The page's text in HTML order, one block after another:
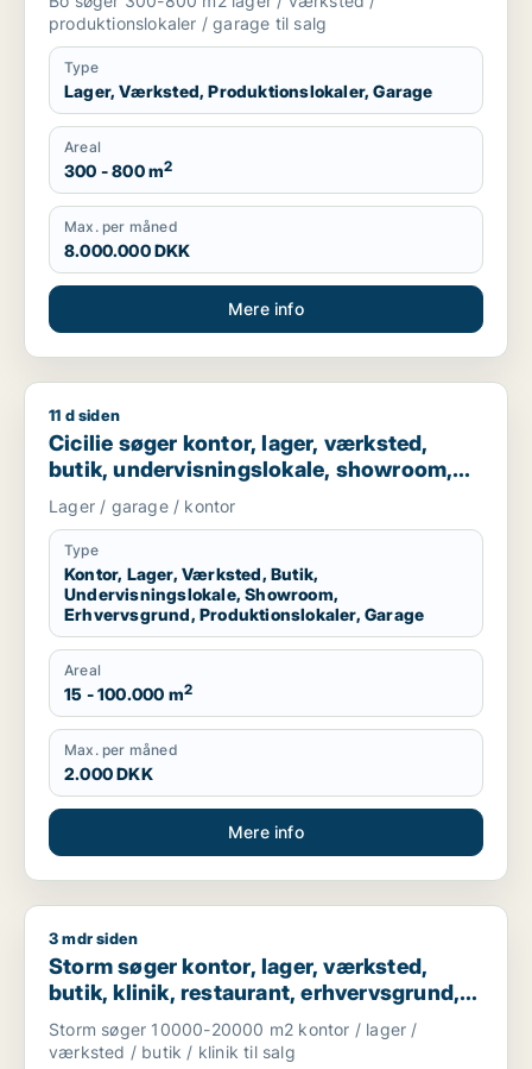
produktionslokaler / garage til salg
Type
Lager, Værksted, Produktionslokaler, Garage
Areal
300 - 800 m2
Max. per måned
8.000.000 DKK
Mere info
Cicilie søger kontor, lager, værksted, butik,
11 d siden
Cicilie søger kontor, lager, værksted,
butik, undervisningslokale, showroom,
erhvervsgrund, produktionslokaler eller
garage til leje i Region Sjælland eller
Nordsjælland
Lager / garage / kontor
Type
Kontor, Lager, Værksted, Butik,
Undervisningslokale, Showroom,
Erhvervsgrund, Produktionslokaler, Garage
Areal
15 - 100.000 m2
Max. per måned
2.000 DKK
Mere info
Storm søger kontor, lager, værksted, butik, klinik,
3 mdr siden
Storm søger kontor, lager, værksted,
butik, klinik, restaurant, erhvervsgrund,
boligudlejningsejendom, hotel,
produktionslokaler eller garage til salg i
Storm søger 10000-20000 m2 kontor / lager /
værksted / butik / klinik til salg